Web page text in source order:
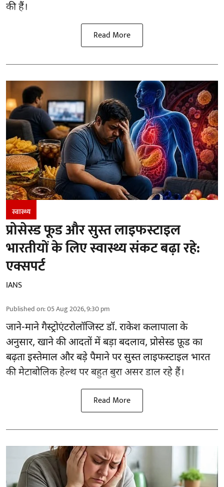
की हैं।
Read More
स्वास्थ्य
प्रोसेस्ड फूड और सुस्त लाइफस्टाइल
भारतीयों के लिए स्वास्थ्य संकट बढ़ा रहे:
एक्सपर्ट
IANS
Published on:05 Aug 2026, 9:30 pm
जाने-माने गैस्ट्रोएंटरोलॉजिस्ट डॉ. राकेश कलापाला के
अनुसार, खाने की आदतोंमें बड़ा बदलाव, प्रोसेस्ड फ़ूड का
बढ़ता इस्तेमाल और बड़े पैमाने पर सुस्त लाइफस्टाइल भारत
की मेटाबोलिक हेल्थ पर बहुत बुरा असर डाल रहे हैं।
Read More